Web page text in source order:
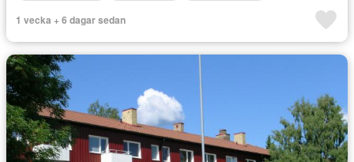
1 vecka + 6 dagar sedan